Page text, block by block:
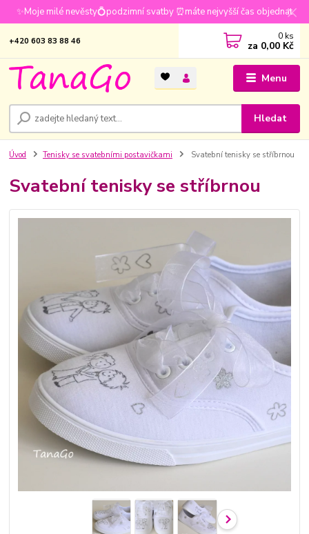
✨Moje milé nevěsty💍podzimní svatby ⏰máte nejvyšší čas objednat
Menu
Hledat
+420 603 83 88 46 0 ks
za 0,00 Kč
Úvod Tenisky se svatebními postavičkami Svatební tenisky se stříbrnou
Svatební tenisky se stříbrnou